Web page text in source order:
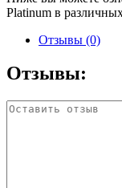
Platinum в
Отзывы (0)
Отзывы: